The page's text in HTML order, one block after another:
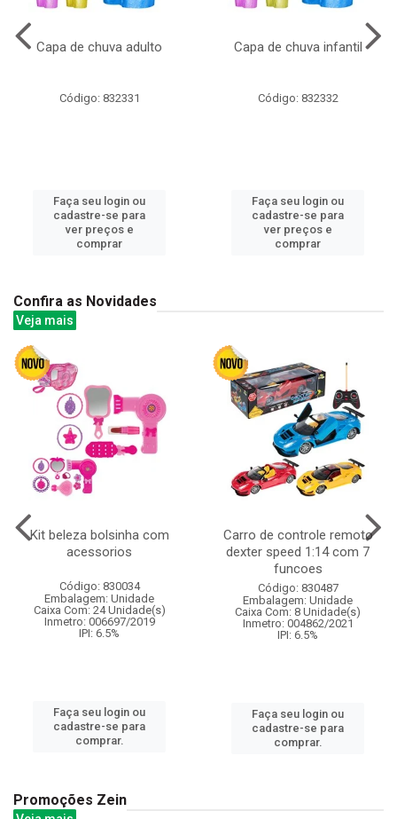
Capa de chuva adulto
Código: 832331
Faça seu login ou
cadastre-se para
ver preços e
comprar
Capa de chuva infantil
Código: 832332
Faça seu login ou
cadastre-se para
ver preços e
comprar
Confira as Novidades
Veja mais
Kit beleza bolsinha com
acessorios
Código: 830034
Embalagem: Unidade
Caixa Com: 24 Unidade(s)
Inmetro: 006697/2019
IPI: 6.5%
Faça seu login ou
cadastre-se para
comprar.
Carro de controle remoto
dexter speed 1:14 com 7
funcoes
Código: 830487
Embalagem: Unidade
Caixa Com: 8 Unidade(s)
Inmetro: 004862/2021
IPI: 6.5%
Faça seu login ou
cadastre-se para
comprar.
Promoções Zein